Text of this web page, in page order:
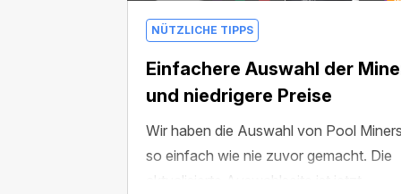
NÜTZLICHE TIPPS
Einfachere Auswahl der
und niedrigere Preise
Wir haben die Auswahl von Pool Miners
so einfach wie nie zuvor gemacht. Die
aktualisierte Auswahlseite ist jetzt